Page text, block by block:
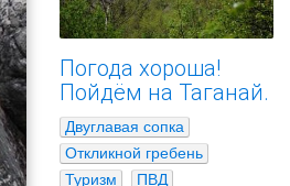
Погода хороша!
Пойдём на Таганай.
Двуглавая сопка
Откликной гребень
Туризм
ПВД